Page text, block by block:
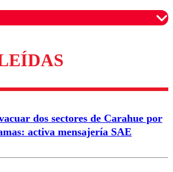
son moderados para garantizar un
diálogo respetuoso.
dos sectores de Carahue por
activa mensajería SAE